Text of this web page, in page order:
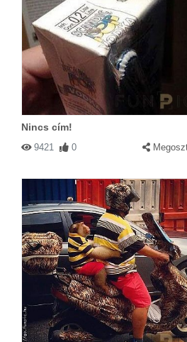
Nincs cím!
9421 0